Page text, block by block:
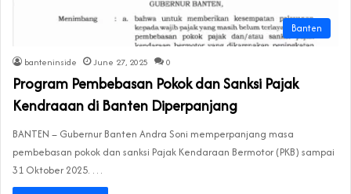
Banten
banteninside June 27, 2025 0
Program Pembebasan Pokok dan Sanksi Pajak
Kendraaan di Banten Diperpanjang
BANTEN – Gubernur Banten Andra Soni memperpanjang masa
pembebasan pokok dan sanksi Pajak Kendaraan Bermotor (PKB) sampai
31 Oktober 2025. …